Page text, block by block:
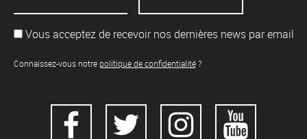
Vous acceptez de recevoir nos dernières news par email
Connaissez-vous notre politique de confidentialité?